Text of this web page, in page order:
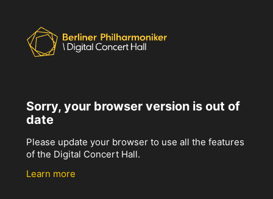
Sorry, your browser version is out of
date
Please update your browser to use all the features
of the Digital Concert Hall.
Learn more